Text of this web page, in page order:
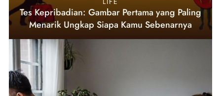
Tes Kepribadian: Gambar Pertama yang Paling
Menarik Ungkap Siapa Kamu Sebenarnya